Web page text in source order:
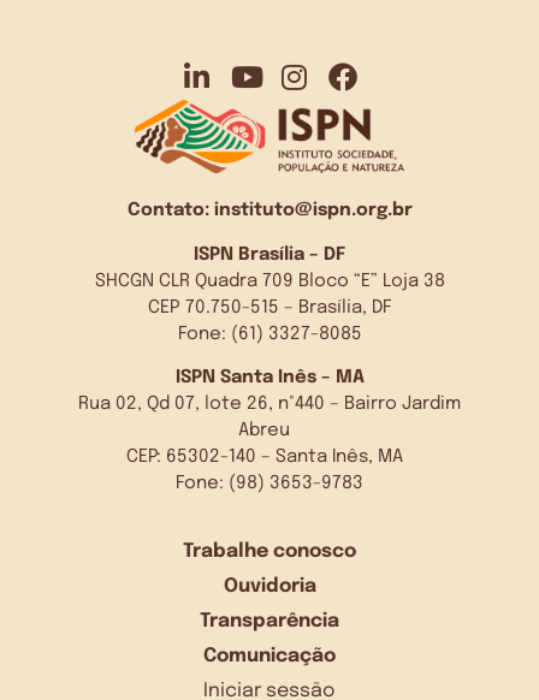
Contato: instituto@ispn.org.br
ISPN Brasília – DF
SHCGN CLR Quadra 709 Bloco “E” Loja 38
CEP 70.750-515 – Brasília, DF
Fone: (61) 3327-8085
ISPN Santa Inês – MA
Rua 02, Qd 07, lote 26, n°440 – Bairro Jardim
Abreu
CEP: 65302-140 – Santa Inês, MA
Fone: (98) 3653-9783
Trabalhe conosco
Ouvidoria
Transparência
Comunicação
Iniciar sessão